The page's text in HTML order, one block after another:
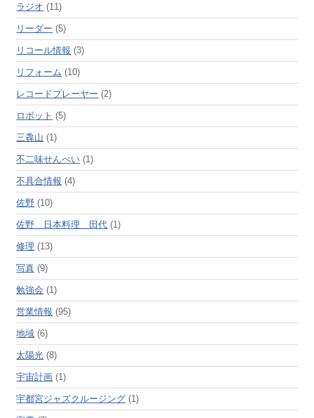
ラジオ (11)
リーダー (5)
リコール情報 (3)
リフォーム (10)
レコードプレーヤー (2)
ロボット (5)
三毳山 (1)
不二味せんべい (1)
不具合情報 (4)
佐野 (10)
佐野 日本料理 田代 (1)
修理 (13)
写真 (9)
勉強会 (1)
営業情報 (95)
地域 (6)
太陽光 (8)
宇宙計画 (1)
宇都宮ジャズクルージング (1)